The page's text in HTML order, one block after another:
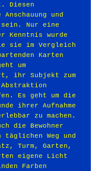
Diesen
und
Nur eine
Kenntnis wurde
sie im Vergleich
Karten
um
ihr Subjekt zum
Abstraktion
Es geht um die
ihrer Aufnahme
zu machen.
die Bewohner
Weg und
Turm, Garten,
eigene Licht
Farben